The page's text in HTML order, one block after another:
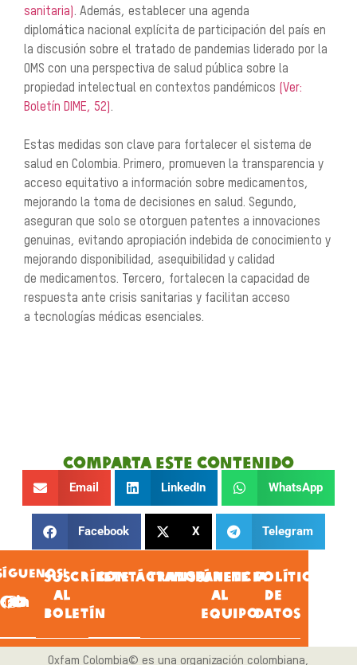
sanitaria) . Además, establecer una agenda
diplomática nacional explícita de participación del país en
la discusión sobre el tratado de pandemias liderado por la
OMS con una perspectiva de salud pública sobre la
propiedad intelectual en contextos pandémicos
(Ver:
Boletín DIME, 52) .
Estas medidas son clave para fortalecer el sistema de
salud en Colombia. Primero, promueven la transparencia y
acceso equitativo a información sobre medicamentos,
mejorando la toma de decisiones en salud. Segundo,
aseguran que solo se otorguen patentes a innovaciones
genuinas, evitando apropiación indebida de conocimiento y
mejorando disponibilidad, asequibilidad y calidad
de medicamentos. Tercero, fortalecen la capacidad de
respuesta ante crisis sanitarias y facilitan acceso
a tecnologías médicas esenciales.
Comparta este contenido
Email LinkedIn WhatsApp
Facebook X Telegram
SUSCRÍBETE
AL
BOLETÍN
CONTÁCTANOS
TRANSPARENCIA
ÚNETE
AL
EQUIPO
POLÍTICA
DE
DATOS
Oxfam Colombia© es una organización colombiana,